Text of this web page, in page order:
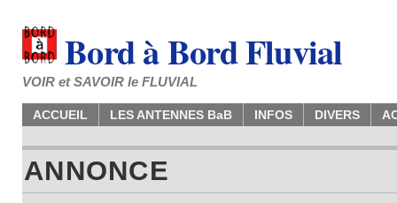
Bord à Bord Fluvial
VOIR et SAVOIR le FLUVIAL
ACCUEIL LES ANTENNES BaB INFOS DIVERS
ANNONCE